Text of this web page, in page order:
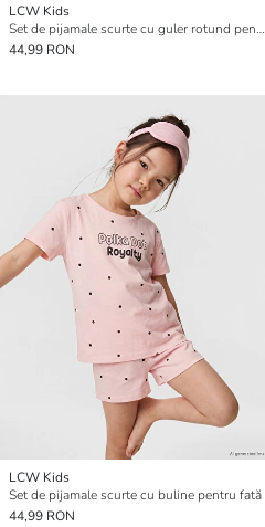
LCW Kids
Set de pijamale scurte cu guler rotund pentru fete
44,99 RON
LCW Kids
Set de pijamale scurte cu buline pentru fată
44,99 RON